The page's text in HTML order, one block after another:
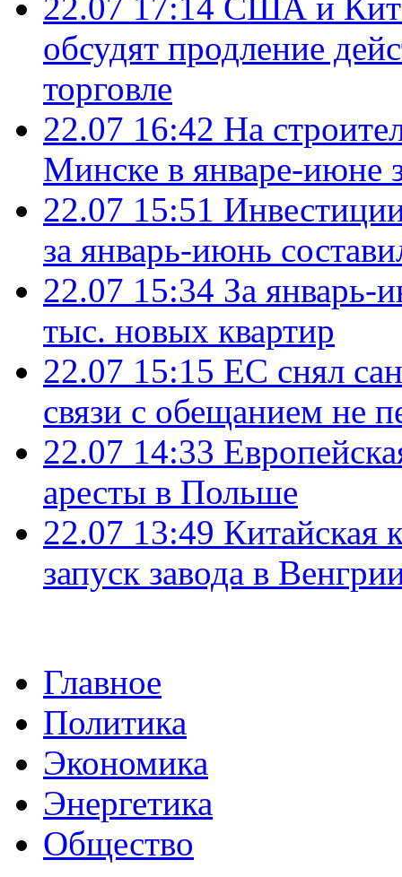
обсудят продление
торговле
22.07 16:42 На
Минске в январе-июне
22.07 15:51
за январь-июнь
22.07 15:34 За январь-
тыс. новых квартир
22.07 15:15 ЕС снял
связи с обещанием не
22.07 14:33
аресты в Польше
22.07 13:49 Китайская
запуск завода в
Главное
Политика
Экономика
Энергетика
Общество